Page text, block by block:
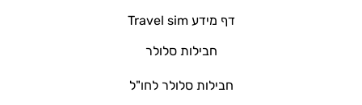
דף מידע Travel sim
חבילות סלולר
חבילות סלולר לחו"ל